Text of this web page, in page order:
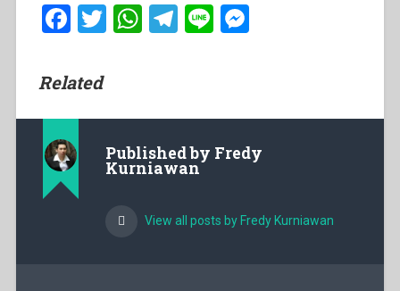
Facebook
Twitter
WhatsApp
Telegram
LineMessenger
Related
Published by Fredy
Kurniawan
View all posts by Fredy Kurniawan